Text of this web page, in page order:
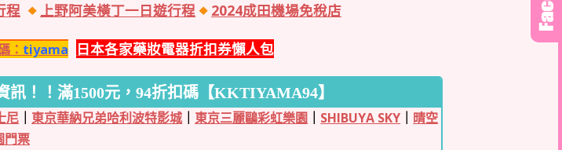
程 上野阿美橫丁一日遊行程 2024成田機場免稅店
： tiyama 日本各家藥妝電器折扣券懶人包
訊！！滿1500元，94折扣碼【KKTIYAMA94】
尼 東京華納兄弟哈利波特影城 東京三麗鷗彩虹樂園 SHIBUYA SKY
晴空
門票